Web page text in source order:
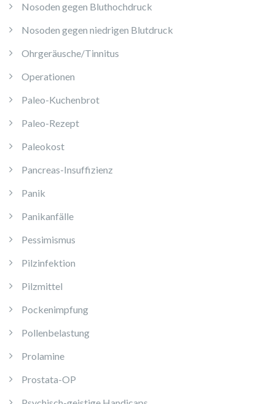
Nosoden gegen Bluthochdruck
Nosoden gegen niedrigen Blutdruck
Ohrgeräusche/Tinnitus
Operationen
Paleo-Kuchenbrot
Paleo-Rezept
Paleokost
Pancreas-Insuffizienz
Panik
Panikanfälle
Pessimismus
Pilzinfektion
Pilzmittel
Pockenimpfung
Pollenbelastung
Prolamine
Prostata-OP